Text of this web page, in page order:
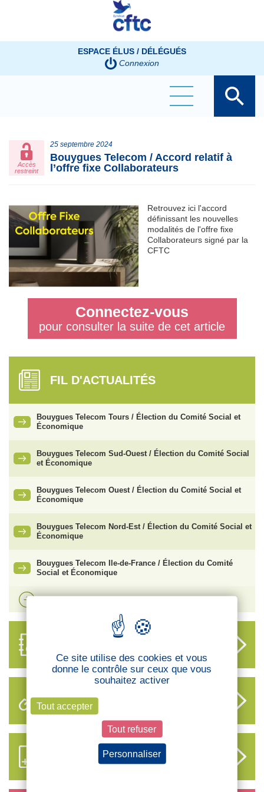
ESPACE ÉLUS / DÉLÉGUÉS
Connexion
Accès
restreint
25 septembre 2024
Bouygues Telecom / Accord relatif à
l’offre fixe Collaborateurs
Retrouvez ici l'accord
définissant les nouvelles
modalités de l'offre fixe
Collaborateurs signé par la
CFTC
Connectez-vous
pour consulter la suite de cet article
FIL D'ACTUALITÉS
Bouygues Telecom Tours / Élection du Comité Social et
Économique
Bouygues Telecom Sud-Ouest / Élection du Comité Social
et Économique
Bouygues Telecom Ouest / Élection du Comité Social et
Économique
Bouygues Telecom Nord-Est / Élection du Comité Social et
Économique
Bouygues Telecom Ile-de-France / Élection du Comité
Social et Économique
Voir plus d'actualités
LIENS UTILES
S’ABONNER AUX NOUVEAUX
CONTENUS CFTC
Panneau de gestion des cookies
Ce site utilise des cookies et vous
donne le contrôle sur ceux que vous
souhaitez activer
Tout accepter
Tout refuser
Personnaliser